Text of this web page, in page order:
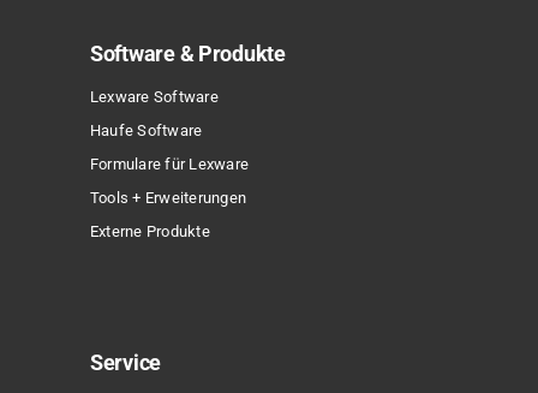
Software & Produkte
Lexware Software
Haufe Software
Formulare für Lexware
Tools + Erweiterungen
Externe Produkte
Service